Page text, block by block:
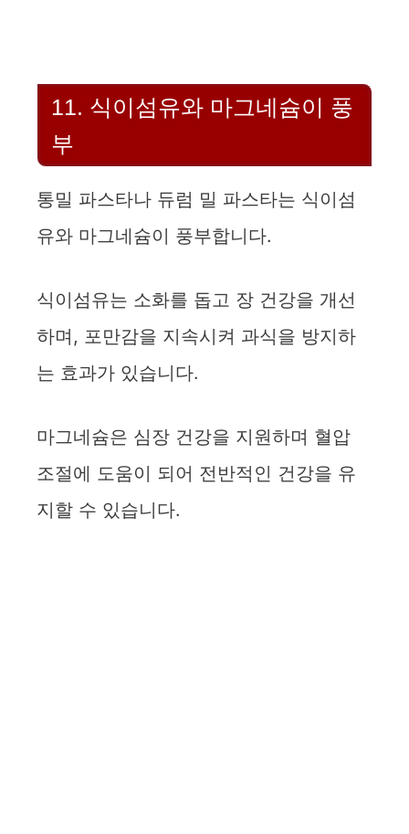
11. 식이섬유와 마그네슘이 풍
부
통밀 파스타나 듀럼 밀 파스타는 식이섬
유와 마그네슘이 풍부합니다.
식이섬유는 소화를 돕고 장 건강을 개선
하며, 포만감을 지속시켜 과식을 방지하
는 효과가 있습니다.
마그네슘은 심장 건강을 지원하며 혈압
조절에 도움이 되어 전반적인 건강을 유
지할 수 있습니다.